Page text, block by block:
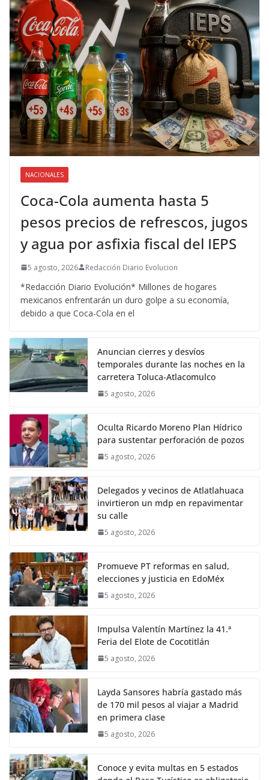
NACIONALES
Coca-Cola aumenta hasta 5
pesos precios de refrescos, jugos
y agua por asfixia fiscal del IEPS
5 agosto, 2026 Redacción Diario Evolucion
*Redacción Diario Evolución* Millones de hogares
mexicanos enfrentarán un duro golpe a su economía,
debido a que Coca-Cola en el
Anuncian cierres y desvíos
temporales durante las noches en la
carretera Toluca-Atlacomulco
5 agosto, 2026
Oculta Ricardo Moreno Plan Hídrico
para sustentar perforación de pozos
5 agosto, 2026
Delegados y vecinos de Atlatlahuaca
invirtieron un mdp en repavimentar
su calle
5 agosto, 2026
Promueve PT reformas en salud,
elecciones y justicia en EdoMéx
5 agosto, 2026
Impulsa Valentín Martínez la 41.ª
Feria del Elote de Cocotitlán
5 agosto, 2026
Layda Sansores habría gastado más
de 170 mil pesos al viajar a Madrid
en primera clase
5 agosto, 2026
Conoce y evita multas en 5 estados